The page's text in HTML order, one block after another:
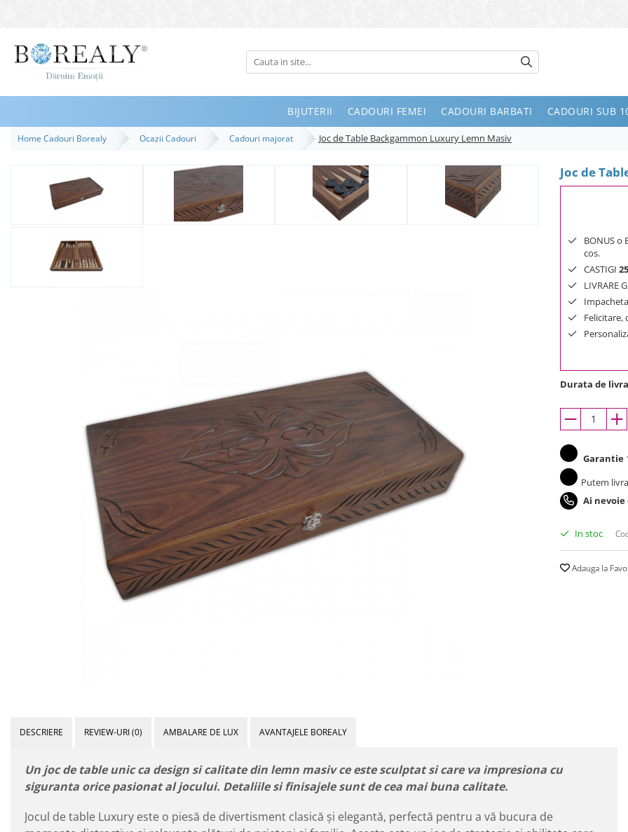
Bijuterii
Inele
Bratari
Destinatari
Bijuterii Femei
Cele mai votate
BIJUTERII CADOURI FEMEI CADOURI BARBATI CADOURI SUB
Home Cadouri Borealy Ocazii Cadouri Cadouri majorat Joc de Table Backgammon Luxury Lemn Masiv
Joc de
BONUS o
cos.
CASTIGI 25
LIVRARE
Felicitare,
Durata de
Garantie
Putem
Ai
In stoc
Adauga la
DESCRIERE REVIEW-URI(0) AMBALARE DE LUX AVANTAJELE BOREALY
Un joc de table unic ca design si calitate din lemn masiv ce este sculptat si care va impresiona cu
siguranta orice pasionat al jocului. Detaliile si finisajele sunt de cea mai buna calitate.
Jocul de table Luxury este o piesă de divertisment clasică și elegantă, perfectă pentru a vă bucura de